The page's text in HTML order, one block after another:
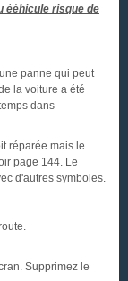
èéhicule risque de
panne qui peut
la voiture a été
dans
réparée mais le
page 144. Le
d'autres symboles.
Supprimez le